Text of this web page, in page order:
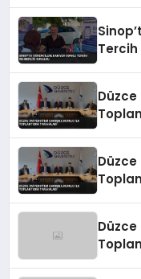
Tercih
Düzce
Düzce
Düzce